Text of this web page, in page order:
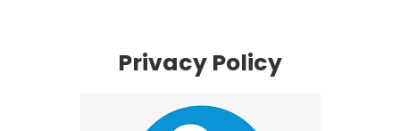
Privacy Policy